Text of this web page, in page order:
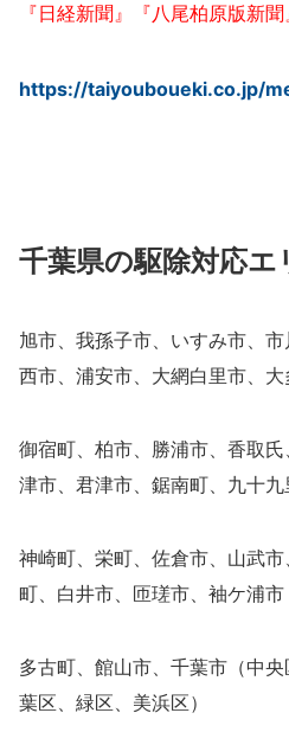
『日経新聞』『八尾柏原版新
https://taiyouboueki.co.jp/
千葉県の駆除対応エ
旭市、我孫子市、いすみ市、
西市、浦安市、大網白里市、
御宿町、柏市、勝浦市、香取
津市、君津市、鋸南町、九十九
神崎町、栄町、佐倉市、山武
町、白井市、匝瑳市、袖ケ浦市
多古町、館山市、千葉市（中
葉区、緑区、美浜区）